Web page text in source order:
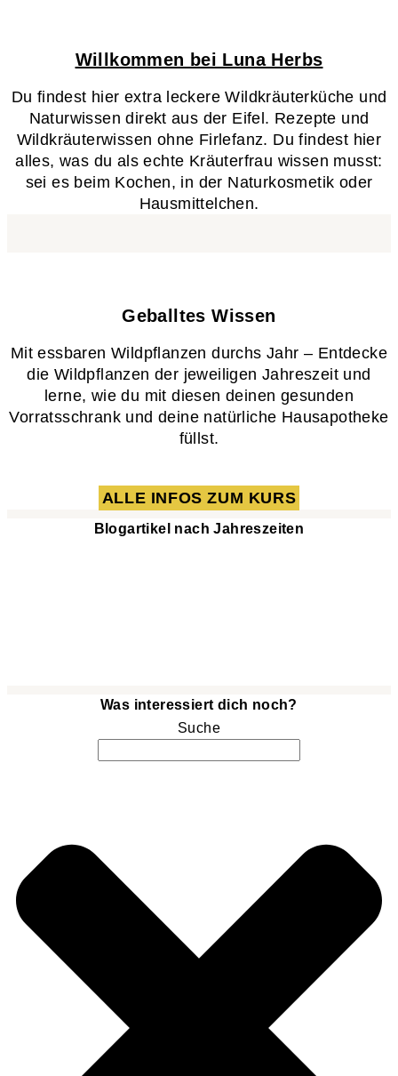
Willkommen bei Luna Herbs
Du findest hier extra leckere Wildkräuterküche und
Naturwissen direkt aus der Eifel. Rezepte und
Wildkräuterwissen ohne Firlefanz. Du findest hier
alles, was du als echte Kräuterfrau wissen musst:
sei es beim Kochen, in der Naturkosmetik oder
Hausmittelchen.
Geballtes Wissen​
Mit essbaren Wildpflanzen durchs Jahr – Entdecke
die Wildpflanzen der jeweiligen Jahreszeit und
lerne, wie du mit diesen deinen gesunden
Vorratsschrank und deine natürliche Hausapotheke
füllst.
ALLE INFOS ZUM KURS
Blogartikel nach Jahreszeiten
Was interessiert dich noch?
Suche